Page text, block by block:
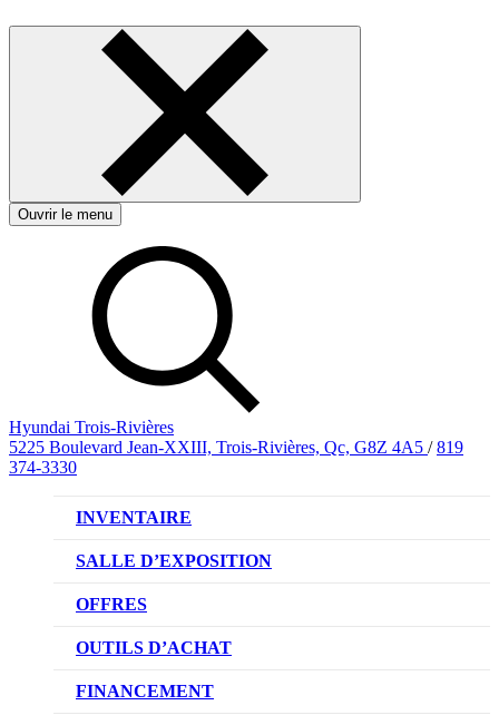
Ouvrir le menu
Hyundai Trois-Rivières
5225 Boulevard Jean-XXIII, Trois-Rivières, Qc, G8Z 4A5 / 819
374-3330
INVENTAIRE
VÉHICULES NEUFS
VÉHICULES D’OCCASION
SALLE D’EXPOSITION
OFFRES
OFFRE DE VÉHICULES NEUFS
OFFRES DU CONCESSIONNAIRE
OUTILS D’ACHAT
CL!QUEZ ET ACHETEZ HYUNDAI
FINANCEMENT